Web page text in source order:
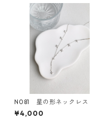
N081 星の形ネックレス
¥4,000